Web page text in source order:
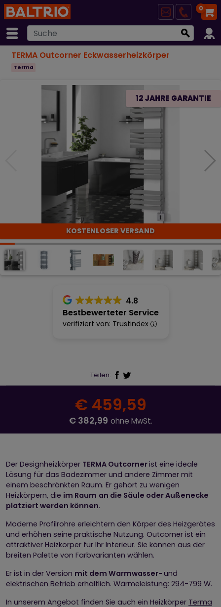
0
TERMA Outcorner Eckwasserheizkörper
Terma
Teilen:
€ 459,59
€ 382,99 ohne MwSt.
4.8
Bestbewerteter Service
verifiziert von: Trustindex
Der Designheizkörper TERMA Outcornerist eine ideale
Lösung für das Badezimmer und andere Zimmer mit
einem beschränkten Raum. Er gehört zu wenigen
Heizkörpern, die im Raum an die Säule oder Außenecke
platziert werden können.
Moderne Profilrohre erleichtern den Körper des Heizgerätes
und erhöhen seine praktische Nutzung. Outcorner ist ein
attraktiver Heizkörper für Ihr Interieur. Sie können aus der
breiten Palette von Farbvarianten wählen.
Er ist in der Version mit dem Warmwasser- und
elektrischen Betrieb erhältlich. Wärmeleistung: 294-799 W.
In unserem Angebot finden Sie auch ein Heizkörper Terma
KOSTENLOSER VERSAND
12 JAHRE GARANTIE